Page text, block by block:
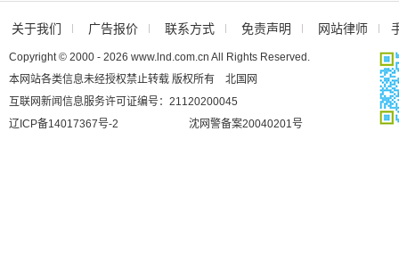
关于我们 广告报价 联系方式 免责声明 网站律师
Copyright © 2000 - 2026 www.lnd.com.cn All Rights Reserved.
本网站各类信息未经授权禁止转载 版权所有 北国网
互联网新闻信息服务许可证编号：21120200045
辽ICP备14017367号-2
沈网警备案20040201号